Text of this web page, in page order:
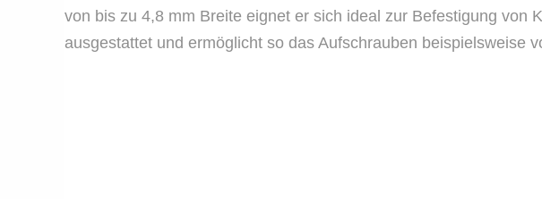
von bis zu 4,8 mm Breite eignet er sich ideal zur Befestigung von
ausgestattet und ermöglicht so das Aufschrauben beispielsweise